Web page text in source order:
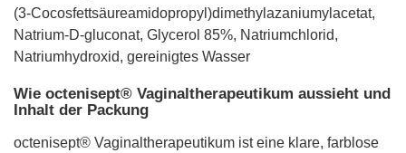
(3-Cocosfettsäureamidopropyl)dimethylazaniumylacetat,
Natrium-D-gluconat, Glycerol 85%, Natriumchlorid,
Natriumhydroxid, gereinigtes Wasser
Wie octenisept® Vaginaltherapeutikum aussieht und
Inhalt der Packung
octenisept® Vaginaltherapeutikum ist eine klare, farblose